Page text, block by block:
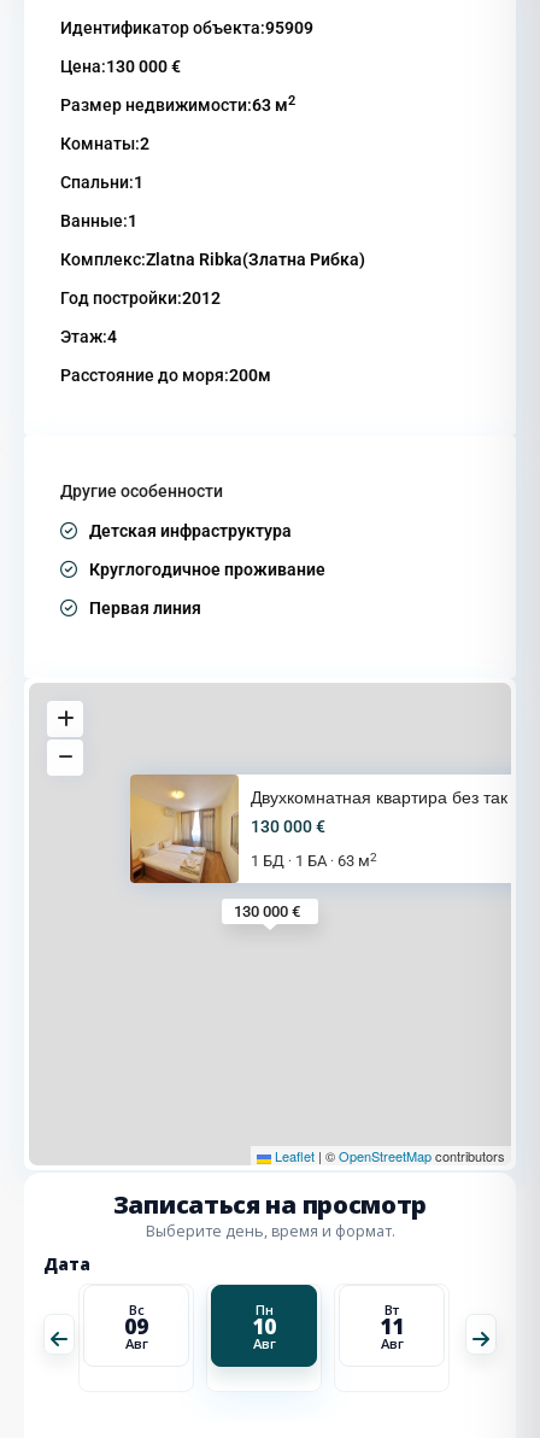
Идентификатор объекта:95909
Цена:130 000 €
Размер недвижимости:63 м2
Комнаты:2
Спальни:1
Ванные:1
Комплекс:Zlatna Ribka(Златна Рибка)
Год постройки:2012
Этаж:4
Расстояние до моря:200м
Другие особенности
Детская инфраструктура
Круглогодичное проживание
Первая линия
130 000 €
Двухкомнатная квартира без так
130 000 €
1 БД · 1 БА · 63 м2
Leaflet | ©OpenStreetMapcontributors
Записаться на просмотр
Выберите день, время и формат.
Дата
Вс
09
Авг
Пн
10
Авг
Вт
11
Авг